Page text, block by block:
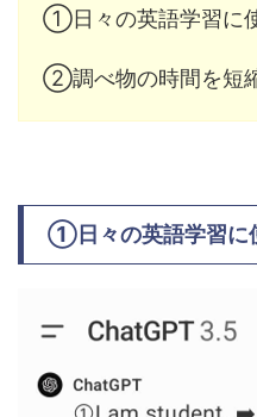
①日々の英語学習に
②調べ物の時間を短
①日々の英語学習に